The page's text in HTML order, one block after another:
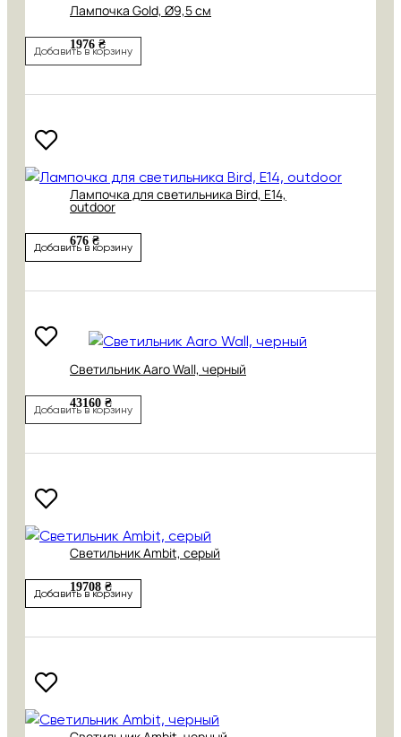
Лампочка Gold, Ø9,5 см
1976 ₴
Добавить в корзину
Лампочка для светильника Bird, Е14,
outdoor
676 ₴
Добавить в корзину
Светильник Aaro Wall, черный
43160 ₴
Добавить в корзину
Светильник Ambit, серый
19708 ₴
Добавить в корзину